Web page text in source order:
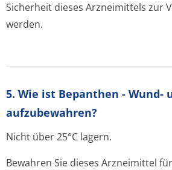
Sicherheit dieses Arzneimittels zur
werden.
5. Wie ist Bepanthen - Wund-
aufzubewahren?
Nicht über 25°C lagern.
Bewahren Sie dieses Arzneimittel